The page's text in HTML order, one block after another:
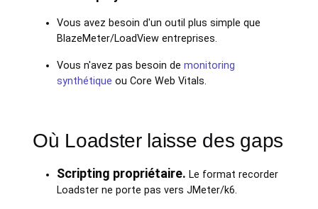
Vous avez besoin d'un outil plus simple que
BlazeMeter/LoadView entreprises.
Vous n'avez pas besoin de monitoring
synthétique ou Core Web Vitals.
Où Loadster laisse des gaps
Scripting propriétaire. Le format recorder
Loadster ne porte pas vers JMeter/k6.